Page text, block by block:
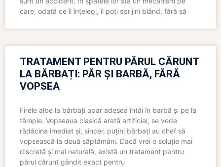
care, odată ce îl înțelegi, îl poți sprijini blând, fără să
TRATAMENT PENTRU PĂRUL CĂRUNT
LA BĂRBAȚI: PĂR ȘI BARBĂ, FĂRĂ
VOPSEA
Firele albe la bărbați apar adesea întâi în barbă și pe la
tâmple. Vopseaua clasică arată artificial, se vede
rădăcina imediat și, sincer, puțini bărbați au chef să
vopsească la două săptămâni. Dacă vrei o soluție mai
discretă și mai naturală, există un tratament pentru
părul cărunt gândit exact pentru